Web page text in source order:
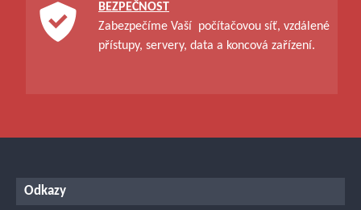
BEZPEČNOST
Zabezpečíme Vaší počítačovou síť, vzdálené
přístupy, servery, data a koncová zařízení.
Odkazy